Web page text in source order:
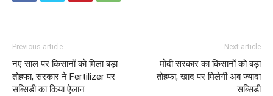
Previous article
नए साल पर किसानों को मिला बड़ा
तोहफा, सरकार ने Fertilizer पर
सब्सिडी का किया ऐलान
Next article
मोदी सरकार का किसानों को बड़ा
तोहफा, खाद पर मिलेगी अब ज्यादा
सब्सिडी